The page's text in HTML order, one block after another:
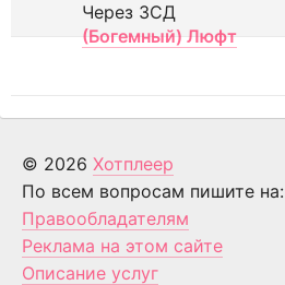
Через ЗСД
(Богемный) Люфт
© 2026 Хотплеер
По всем вопросам пишите на:
Правообладателям
Реклама на этом сайте
Описание услуг